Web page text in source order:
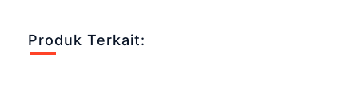
Produk Terkait: